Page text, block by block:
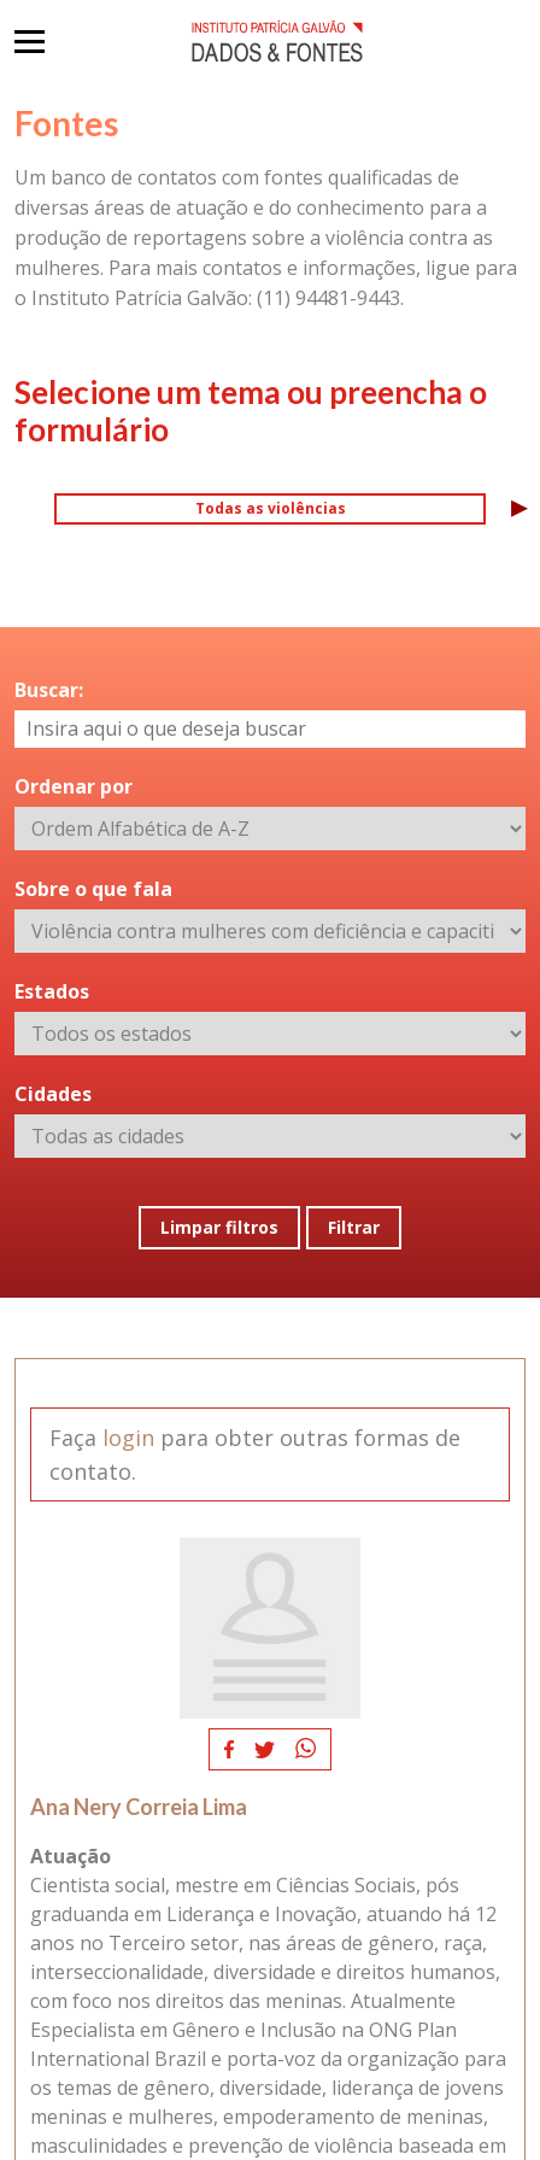
Fontes
Um banco de contatos com fontes qualificadas de
diversas áreas de atuação e do conhecimento para a
produção de reportagens sobre a violência contra as
mulheres. Para mais contatos e informações, ligue para
o Instituto Patrícia Galvão: (11) 94481-9443.
Selecione um tema ou preencha o
formulário
▸
Todas as violências
Buscar:
Ordenar por
Sobre o que fala
Estados
Cidades
Limpar filtros Filtrar
Faça login para obter outras formas de
contato.
Ana Nery Correia Lima
Atuação
Cientista social, mestre em Ciências Sociais, pós
graduanda em Liderança e Inovação, atuando há 12
anos no Terceiro setor, nas áreas de gênero, raça,
interseccionalidade, diversidade e direitos humanos,
com foco nos direitos das meninas. Atualmente
Especialista em Gênero e Inclusão na ONG Plan
International Brazil e porta-voz da organização para
os temas de gênero, diversidade, liderança de jovens
meninas e mulheres, empoderamento de meninas,
masculinidades e prevenção de violência baseada em